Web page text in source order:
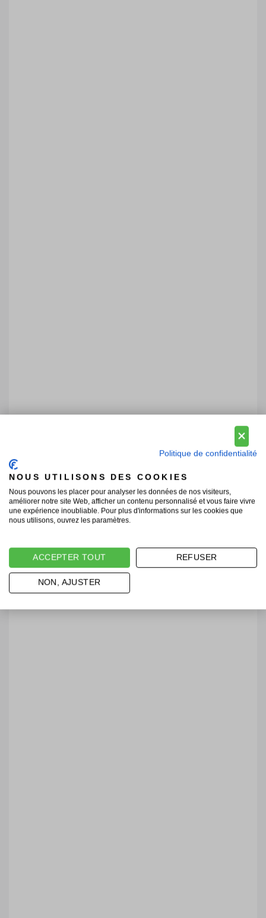
Politique de confidentialité
NOUS UTILISONS DES COOKIES
Nous pouvons les placer pour analyser les données de nos visiteurs,
améliorer notre site Web, afficher un contenu personnalisé et vous faire vivre
une expérience inoubliable. Pour plus d'informations sur les cookies que
nous utilisons, ouvrez les paramètres.
ACCEPTER TOUT REFUSER
NON, AJUSTER